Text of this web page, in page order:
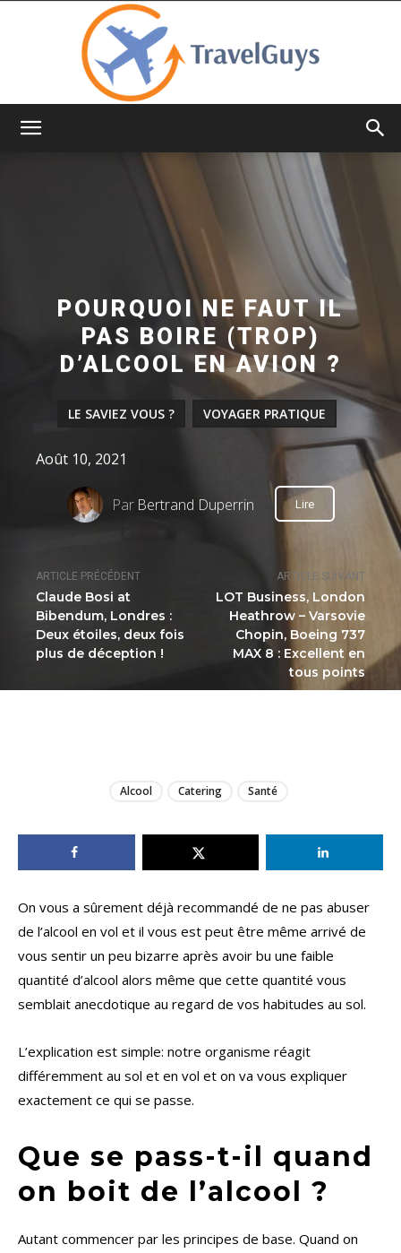
ARTICLE PRÉCÉDENT
Claude Bosi at
Bibendum, Londres :
Deux étoiles, deux fois
plus de déception !
ARTICLE SUIVANT
LOT Business, London
Heathrow – Varsovie
Chopin, Boeing 737
MAX 8 : Excellent en
tous points
POURQUOI NE FAUT IL
PAS BOIRE (TROP)
D’ALCOOL EN AVION ?
LE SAVIEZ VOUS ? VOYAGER PRATIQUE
Août 10, 2021
Par Bertrand Duperrin Lire
Alcool Catering Santé
On vous a sûrement déjà recommandé de ne pas abuser
de l’alcool en vol et il vous est peut être même arrivé de
vous sentir un peu bizarre après avoir bu une faible
quantité d’alcool alors même que cette quantité vous
semblait anecdotique au regard de vos habitudes au sol.
L’explication est simple: notre organisme réagit
différemment au sol et en vol et on va vous expliquer
exactement ce qui se passe.
Que se pass-t-il quand
on boit de l’alcool ?
Autant commencer par les principes de base. Quand on